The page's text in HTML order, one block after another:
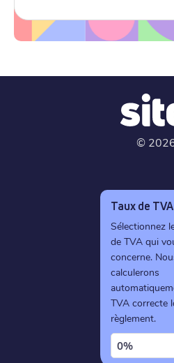
©
Taux de TVA
Sélectionnez
de TVA qui
concerne.
calculerons
TVA correcte
règlement.
0%